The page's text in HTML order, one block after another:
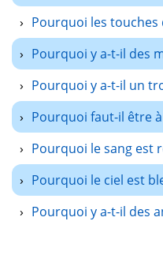
Pourquoi les touches du clavier
Pourquoi y a-t-il des
Pourquoi y a-t-il un
Pourquoi faut-il être à
Pourquoi le sang est
Pourquoi le ciel est
Pourquoi y a-t-il des